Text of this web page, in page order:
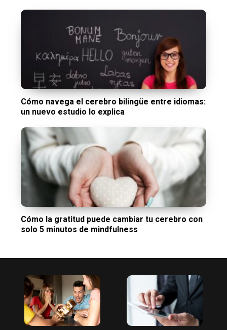
Cómo navega el cerebro bilingüe entre idiomas:
un nuevo estudio lo explica
Cómo la gratitud puede cambiar tu cerebro con
solo 5 minutos de mindfulness